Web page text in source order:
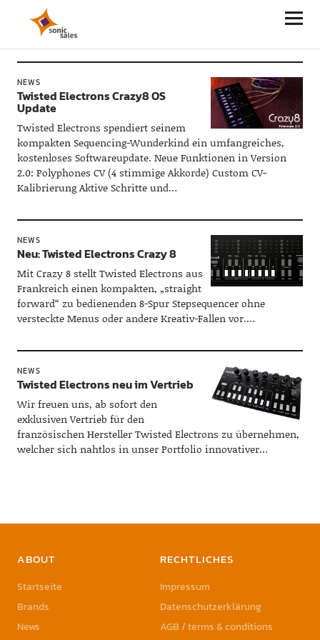
Sonic Sales
NEWS
Twisted Electrons Crazy8 OS
Update
Twisted Electrons spendiert seinem
kompakten Sequencing-Wunderkind ein umfangreiches,
kostenloses Softwareupdate. Neue Funktionen in Version
2.0: Polyphones CV (4 stimmige Akkorde) Custom CV-
Kalibrierung Aktive Schritte und…
NEWS
Neu: Twisted Electrons Crazy 8
Mit Crazy 8 stellt Twisted Electrons aus
Frankreich einen kompakten, „straight
forward“ zu bedienenden 8-Spur Stepsequencer ohne
versteckte Menus oder andere Kreativ-Fallen vor.…
NEWS
Twisted Electrons neu im Vertrieb
Wir freuen uns, ab sofort den
exklusiven Vertrieb für den
französischen Hersteller Twisted Electrons zu übernehmen,
welcher sich nahtlos in unser Portfolio innovativer…
ABOUT
Startseite
Brands
News
RECHTLICHES
Impressum
Datenschutzerklärung
AGB / terms & conditions